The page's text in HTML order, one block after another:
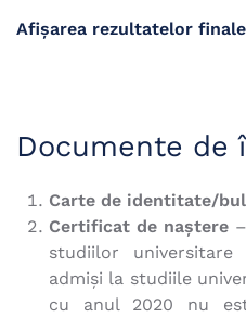
Afișarea rezultatelor finale
Documente de
Carte de identitate/
Certificat de naștere
studiilor
admiși la studiile
cu anul 2020 nu